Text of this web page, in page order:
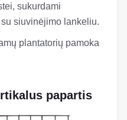
sukurdami
siuvinėjimo lankeliu.
plantatorių pamoka
papartis